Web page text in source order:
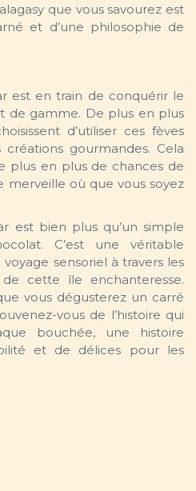
que vous savourez est
et d’une philosophie de
est en train de conquérir le
de gamme. De plus en plus
d’utiliser ces fèves
gourmandes. Cela
plus en plus de chances de
merveille où que vous soyez
est bien plus qu’un simple
C’est une véritable
sensoriel à travers les
cette île enchanteresse.
vous dégusterez un carré
vous de l’histoire qui
bouchée, une histoire
et de délices pour les